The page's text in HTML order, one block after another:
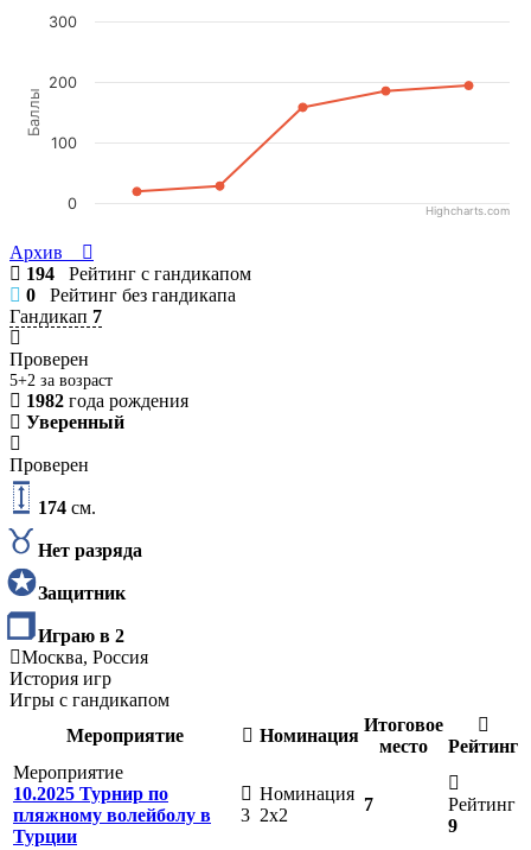
Баллы
0
100
200
300
Highcharts.com
Архив
194 Рейтинг с гандикапом
0 Рейтинг без гандикапа
Гандикап 7
Проверен
5+2 за возраст
1982 года рождения
Уверенный
Проверен
174 см.
Нет разряда
Защитник
Играю в 2
Москва, Россия
История игр
Игры с гандикапом
Мероприятие
Номинация
Итоговое
место
Рейтинг
Мероприятие
10.2025 Турнир по
пляжному волейболу в
Турции
3
Номинация
2х2
7
Рейтинг
9